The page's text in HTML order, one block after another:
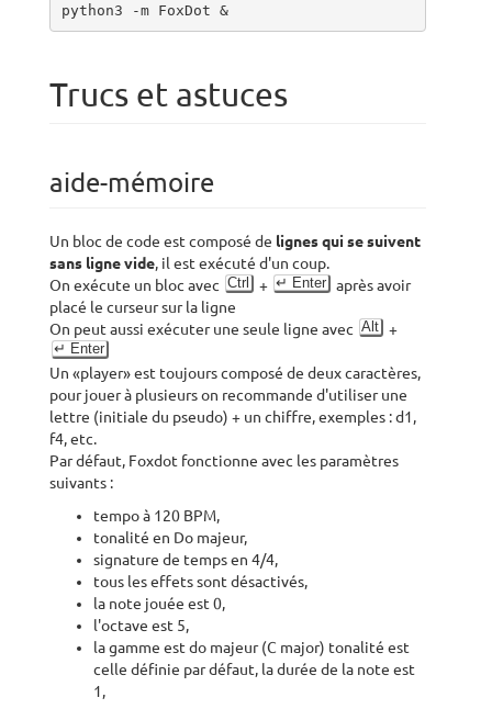
python3 -m FoxDot &
Trucs et astuces
aide-mémoire
Un bloc de code est composé de lignes qui se suivent
sans ligne vide, il est exécuté d'un coup.
On exécute un bloc avec Ctrl + ↵ Enter
après avoir
placé le curseur sur la ligne
On peut aussi exécuter une seule ligne avec Alt +
↵ Enter
Un «player» est toujours composé de deux caractères,
pour jouer à plusieurs on recommande d'utiliser une
lettre (initiale du pseudo) + un chiffre, exemples : d1,
f4, etc.
Par défaut, Foxdot fonctionne avec les paramètres
suivants :
tempo à 120 BPM,
tonalité en Do majeur,
signature de temps en 4/4,
tous les effets sont désactivés,
la note jouée est 0,
l'octave est 5,
la gamme est do majeur (C major) tonalité est
celle définie par défaut, la durée de la note est
1,